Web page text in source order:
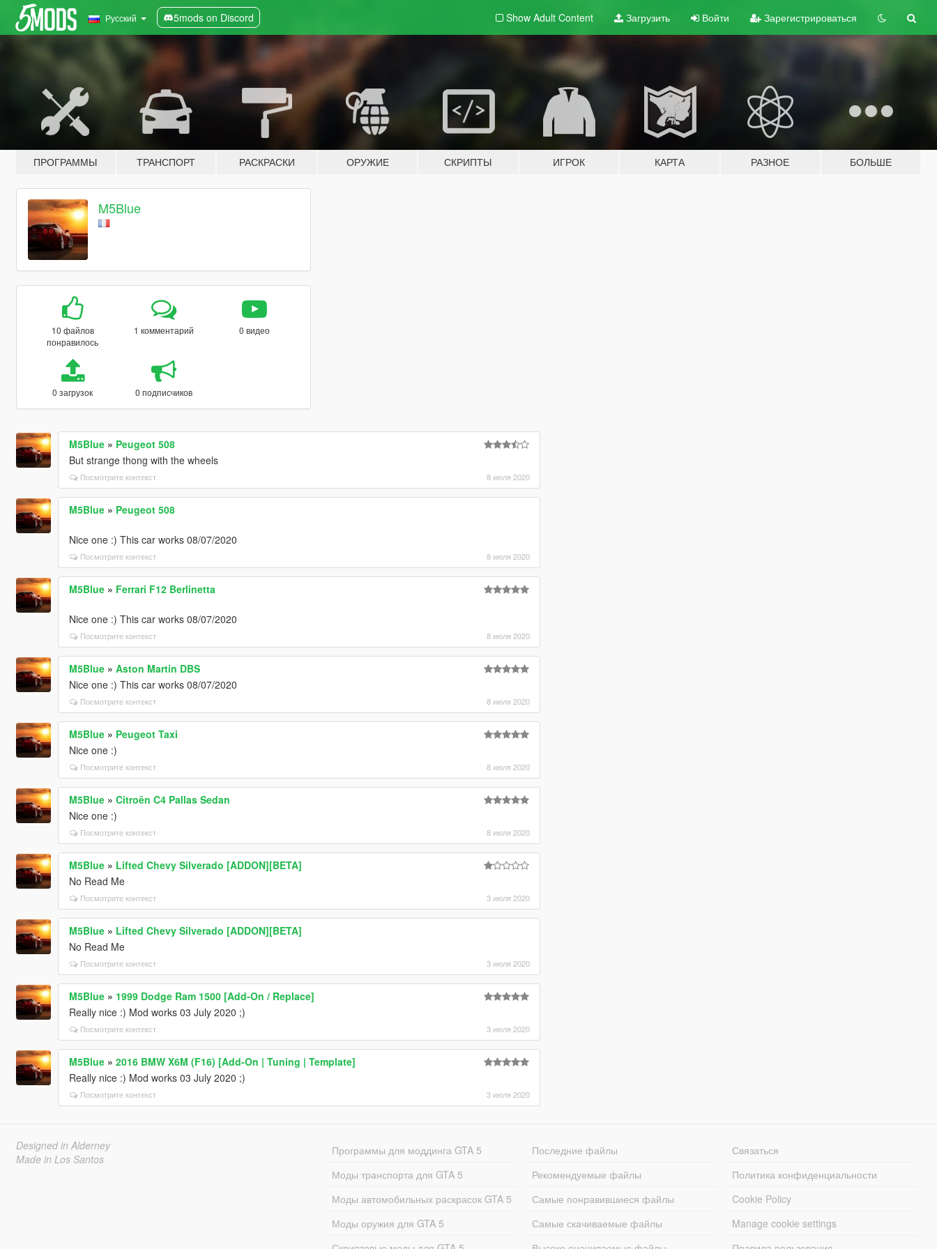
Русский 5mods on Discord Show Adult Content Загрузить Войти Зарегистрироваться
ПРОГРАММЫ ТРАНСПОРТ РАСКРАСКИ ОРУЖИЕ СКРИПТЫ ИГРОК КАРТА РАЗНОЕ БОЛЬШЕ
M5Blue
10 файлов
понравилось
1 комментарий 0 видео
0 загрузок 0 подписчиков
M5Blue» Peugeot 508
But strange thong with the wheels
Посмотрите контекст 8 июля 2020
M5Blue» Peugeot 508
Nice one :) This car works 08/07/2020
Посмотрите контекст 8 июля 2020
M5Blue» Ferrari F12 Berlinetta
Nice one :) This car works 08/07/2020
Посмотрите контекст 8 июля 2020
M5Blue» Aston Martin DBS
Nice one :) This car works 08/07/2020
Посмотрите контекст 8 июля 2020
M5Blue» Peugeot Taxi
Nice one :)
Посмотрите контекст 8 июля 2020
M5Blue» Citroën C4 Pallas Sedan
Nice one :)
Посмотрите контекст 8 июля 2020
M5Blue» Lifted Chevy Silverado [ADDON][BETA]
No Read Me
Посмотрите контекст 3 июля 2020
M5Blue» Lifted Chevy Silverado [ADDON][BETA]
No Read Me
Посмотрите контекст 3 июля 2020
M5Blue» 1999 Dodge Ram 1500 [Add-On / Replace]
Really nice :) Mod works 03 July 2020 ;)
Посмотрите контекст 3 июля 2020
M5Blue» 2016 BMW X6M (F16) [Add-On | Tuning | Template]
Really nice :) Mod works 03 July 2020 ;)
Посмотрите контекст 3 июля 2020
Designed in Alderney
Made in Los Santos
Программы для моддинга GTA 5
Моды транспорта для GTA 5
Моды автомобильных раскрасок GTA 5
Моды оружия для GTA 5
Последние файлы
Рекомендуемые файлы
Самые понравившиеся файлы
Самые скачиваемые файлы
Связаться
Политика конфиденциальности
Cookie Policy
Manage cookie settings